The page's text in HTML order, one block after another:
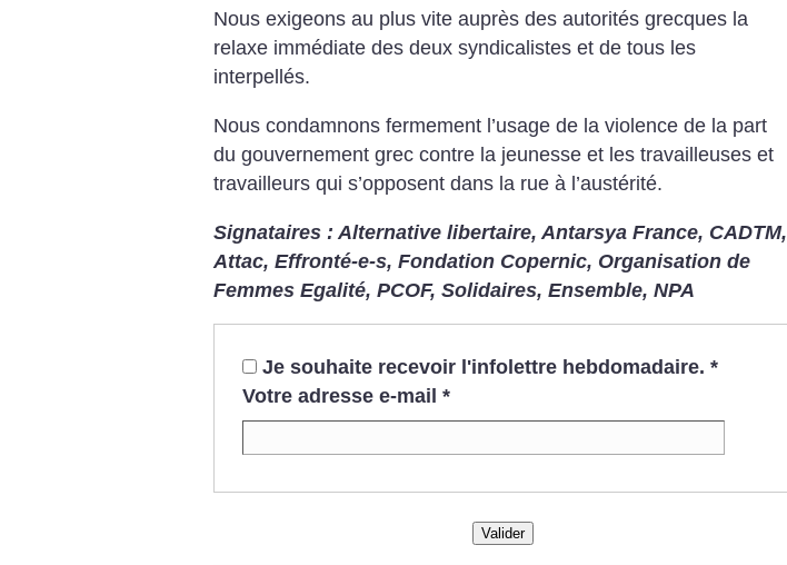
Nous exigeons au plus vite auprès des autorités grecques la
relaxe immédiate des deux syndicalistes et de tous les
interpellés.
Nous condamnons fermement l’usage de la violence de la part
du gouvernement grec contre la jeunesse et les travailleuses et
travailleurs qui s’opposent dans la rue à l’austérité.
Signataires : Alternative libertaire, Antarsya France, CADTM,
Attac, Effronté-e-s, Fondation Copernic, Organisation de
Femmes Egalité, PCOF, Solidaires, Ensemble, NPA
Je souhaite recevoir l'infolettre hebdomadaire. *
Votre adresse e-mail *
Valider